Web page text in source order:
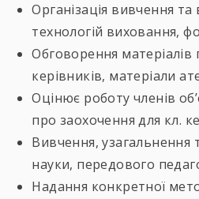
Організація вивчення
технологій виховання,
Обговорення матеріалів
керівників, матеріали
Оцінює роботу членів
про заохочення для кл.
Вивчення, узагальнення
науки, передового
Надання конкретної